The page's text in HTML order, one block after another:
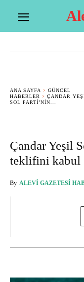
ANA SAYFA
GÜNCEL
HABERLER
ÇANDAR
SOL PARTI’NIN...
Çandar Yeşil
teklifini kabul
By ALEVI GAZETESI